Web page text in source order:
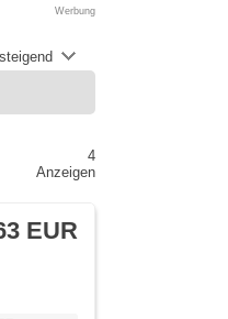
Werbung
4
Anzeigen
EUR